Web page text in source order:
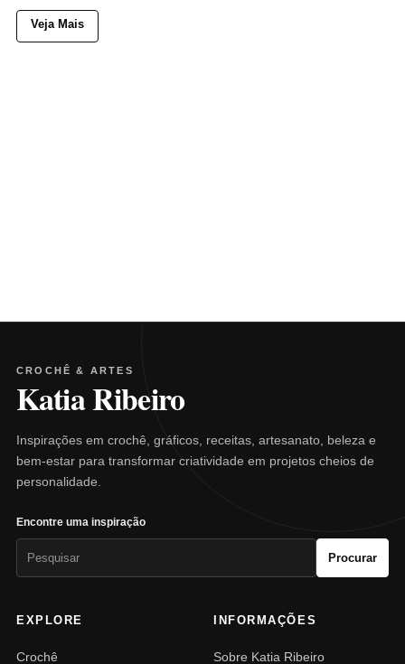
Veja Mais
CROCHÊ & ARTES
Katia Ribeiro
Inspirações em crochê, gráficos, receitas, artesanato, beleza e
bem-estar para transformar criatividade em projetos cheios de
personalidade.
Encontre uma inspiração
Procurar
EXPLORE
Crochê
INFORMAÇÕES
Sobre Katia Ribeiro